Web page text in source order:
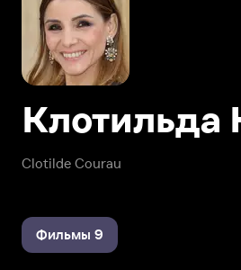
Clotilde Courau
Клотильда
Фильмы 9